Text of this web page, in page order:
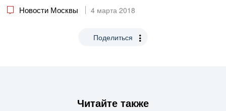
Новости Москвы 4 марта 2018
Поделиться
Читайте также